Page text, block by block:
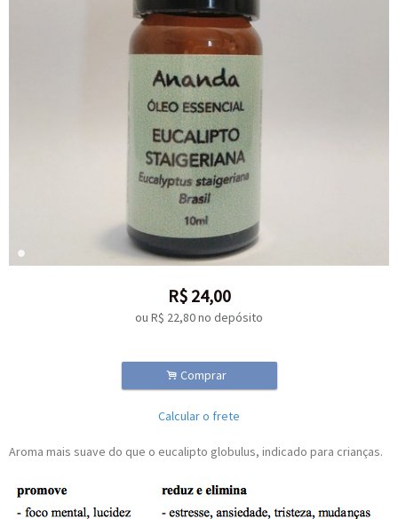
R$ 24,00
ou R$ 22,80no depósito
. Comprar
Calcular o frete
Aroma mais suave do que o eucalipto globulus, indicado para crianças.